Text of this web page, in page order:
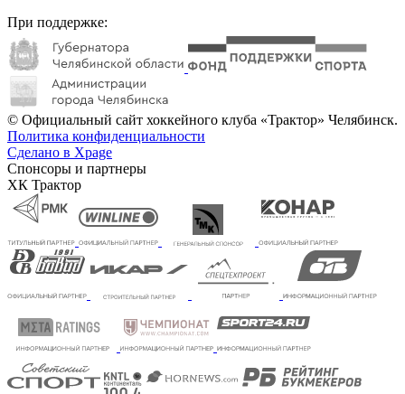
При поддержке:
© Официальный сайт хоккейного клуба «Трактор» Челябинск.
Политика конфиденциальности
Сделано в Xpage
Спонсоры и партнеры
ХК Трактор